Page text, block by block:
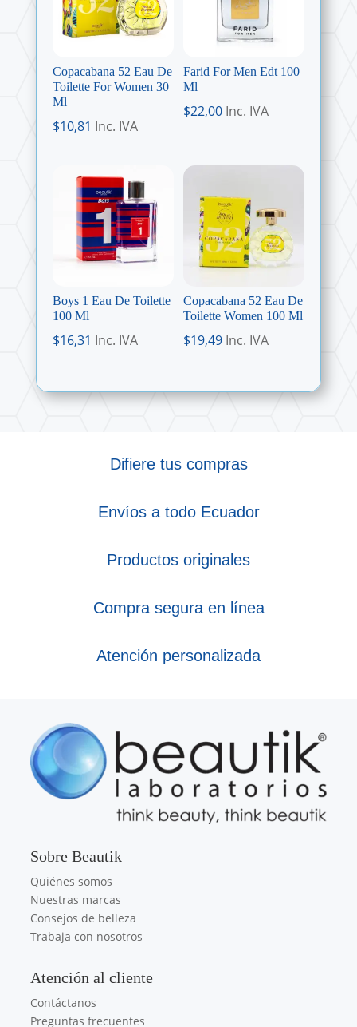
Copacabana 52 Eau De
Toilette For Women 30
Ml
$10,81 Inc. IVA
Farid For Men Edt 100
Ml
$22,00 Inc. IVA
Boys 1 Eau De Toilette
100 Ml
$16,31 Inc. IVA
Copacabana 52 Eau De
Toilette Women 100 Ml
$19,49 Inc. IVA
Difiere tus compras
Envíos a todo Ecuador
Productos originales
Compra segura en línea
Atención personalizada
Sobre Beautik
Quiénes somos
Nuestras marcas
Consejos de belleza
Trabaja con nosotros
Atención al cliente
Contáctanos
Preguntas frecuentes